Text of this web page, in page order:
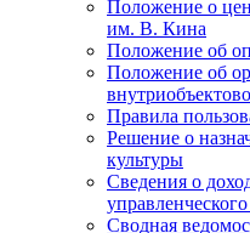
Положение о
им. В. Кина
Положение об
Положение об
Правила
Решение о
культуры
Сведения о
Сводная